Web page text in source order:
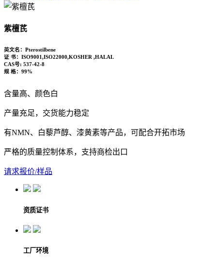
紫檀芪
英文名： Pterostilbene
证 书： ISO9001,ISO22000,KOSHER ,HALAL
CAS号: 537-42-8
规 格： 99%
含量高、颜色白
产量充足，交货能力稳定
有NMN、白藜芦醇、漆黄素等产品，可配合开拓市场
严格的质量控制体系，支持商检出口
请求报价/样品
资质证书
工厂环境